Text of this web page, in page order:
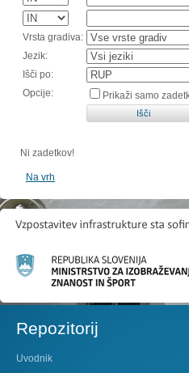
Vrsta gradiva:
Jezik:
Išči po:
Opcije:
Prikaži samo
Ni zadetkov!
Na vrh
Repozitorij
Uvodnik